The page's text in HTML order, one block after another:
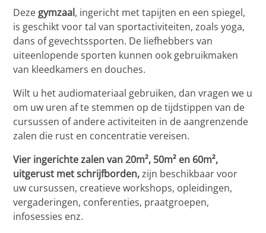
Deze gymzaal, ingericht met tapijten en een spiegel,
is geschikt voor tal van sportactiviteiten, zoals yoga,
dans of gevechtssporten. De liefhebbers van
uiteenlopende sporten kunnen ook gebruikmaken
van kleedkamers en douches.
Wilt u het audiomateriaal gebruiken, dan vragen we u
om uw uren af te stemmen op de tijdstippen van de
cursussen of andere activiteiten in de aangrenzende
zalen die rust en concentratie vereisen.
Vier ingerichte zalen van 20m², 50m² en 60m²,
uitgerust met schrijfborden,zijn beschikbaar voor
uw cursussen, creatieve workshops, opleidingen,
vergaderingen, conferenties, praatgroepen,
infosessies enz.